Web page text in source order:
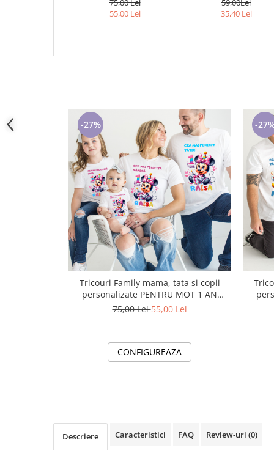
MOT 1 AN 11256.10 TEMATICA
55,00 Lei
35,40 Lei
-27%
Tricouri Family mama, tata si copii
personalizate PENTRU MOT 1 AN
11256.02 Minnie Mouse
75,00 Lei55,00 Lei
CONFIGUREAZA
-
Descriere Caracteristici FAQ Review-uri (0)